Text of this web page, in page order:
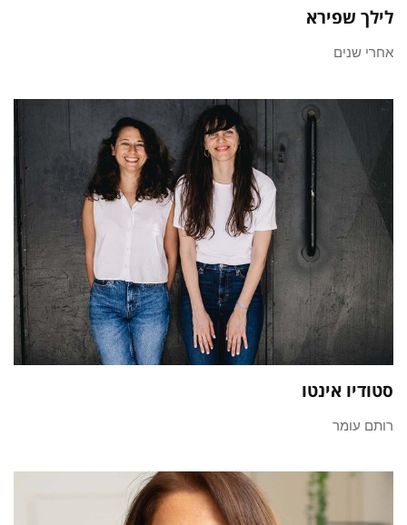
לילך שפירא
אחרי שנים
סטודיו אינטו
רותם עומר